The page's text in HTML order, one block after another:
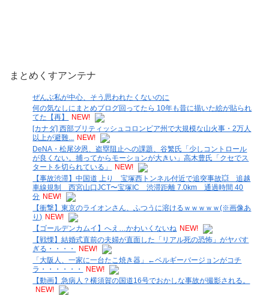
まとめくすアンテナ
ぜんぶ私が中心、そう思われたくないのに
何の気なしにまとめブログ回ってたら 10年も昔に描いた絵が貼られ
てた【再】
NEW!
[カナダ] 西部ブリティッシュコロンビア州で大規模な山火事・2万人
以上が避難...
NEW!
DeNA・松尾汐恩、盗塁阻止への課題、谷繁氏「少しコントロール
が良くない。捕ってからモーションが大きい」高木豊氏「クセでス
タートを切られている」
NEW!
【事故渋滞】中国道 上り 宝塚西トンネル付近で追突事故💥 追越
車線規制 西宮山口JCT〜宝塚IC 渋滞距離 7.0km 通過時間 40
分 NEW!
【衝撃】東京のライオンさん、ふつうに溶けるｗｗｗｗｗ(※画像あ
り) NEW!
【ゴールデンカムイ】へえ…かわいくないね NEW!
【戦慄】結婚式直前の夫婦が直面した「リアル死の恐怖」がヤバす
ぎる・・・・
NEW!
「大阪人、一家に一台たこ焼き器」←ベルギーバージョンがコチ
ラ・・・・・・
NEW!
【動画】急病人？横須賀の国道16号でおかしな事故が撮影される。
NEW!